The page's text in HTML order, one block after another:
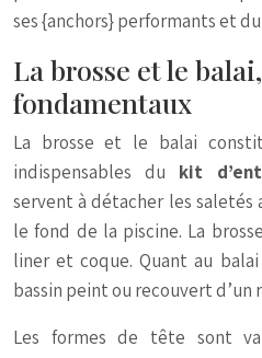
ses {anchors} performants et
La brosse et le
fondamentaux
La brosse et le balai
indispensables du kit
servent à détacher les saletés
le fond de la piscine. La
liner et coque. Quant au
bassin peint ou recouvert
Les formes de tête sont